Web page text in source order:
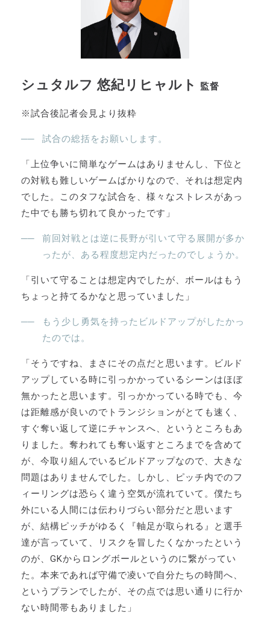
シュタルフ 悠紀リヒャルト 監督
※試合後記者会見より抜粋
試合の総括をお願いします。
「上位争いに簡単なゲームはありませんし、下位と
の対戦も難しいゲームばかりなので、それは想定内
でした。このタフな試合を、様々なストレスがあっ
た中でも勝ち切れて良かったです」
前回対戦とは逆に長野が引いて守る展開が多か
ったが、ある程度想定内だったのでしょうか。
「引いて守ることは想定内でしたが、ボールはもう
ちょっと持てるかなと思っていました」
もう少し勇気を持ったビルドアップがしたかっ
たのでは。
「そうですね、まさにその点だと思います。ビルド
アップしている時に引っかかっているシーンはほぼ
無かったと思います。引っかかっている時でも、今
は距離感が良いのでトランジションがとても速く、
すぐ奪い返して逆にチャンスへ、というところもあ
りました。奪われても奪い返すところまでを含めて
が、今取り組んでいるビルドアップなので、大きな
問題はありませんでした。しかし、ピッチ内でのフ
ィーリングは恐らく違う空気が流れていて。僕たち
外にいる人間には伝わりづらい部分だと思います
が、結構ピッチがゆるく『軸足が取られる』と選手
達が言っていて、リスクを冒したくなかったという
のが、GKからロングボールというのに繋がってい
た。本来であれば守備で凌いで自分たちの時間へ、
というプランでしたが、その点では思い通りに行か
ない時間帯もありました」